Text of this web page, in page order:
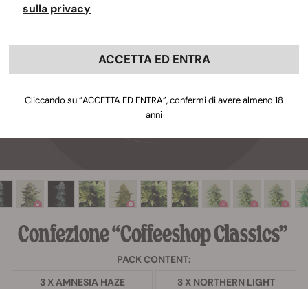
Confezione “Coffeeshop Classics”
PACK CONTENT:
3 X AMNESIA HAZE
3 X NORTHERN LIGHT
sulla privacy
ACCETTA ED ENTRA
Cliccando su “ACCETTA ED ENTRA”, confermi di avere almeno 18
anni